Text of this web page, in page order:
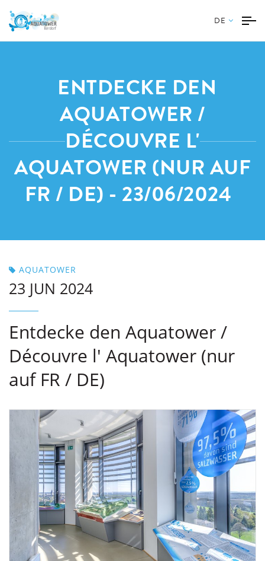
DE
ENTDECKE DEN
AQUATOWER /
DÉCOUVRE L'
AQUATOWER (NUR AUF
FR / DE) - 23/06/2024
AQUATOWER
23 JUN 2024
Entdecke den Aquatower /
Découvre l' Aquatower (nur
auf FR / DE)